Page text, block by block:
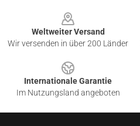
Weltweiter Versand
Wir versenden in über 200 Länder
Internationale Garantie
Im Nutzungsland angeboten